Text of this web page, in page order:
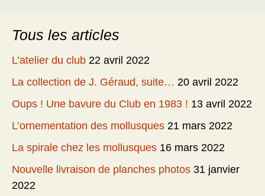
Tous les articles
L’atelier du club 22 avril 2022
La collection de J. Géraud, suite… 20 avril 2022
Oups ! Une bavure du Club en 1983 ! 13 avril 2022
L’ornementation des mollusques 21 mars 2022
La spirale chez les mollusques 16 mars 2022
Nouvelle livraison de planches photos 31 janvier
2022